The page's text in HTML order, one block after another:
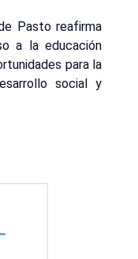
Pasto reafirma
a la educación
para la
social y